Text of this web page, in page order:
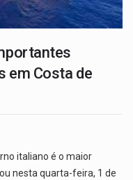
em Costa de
italiano é o maior
nesta quarta-feira, 1 de